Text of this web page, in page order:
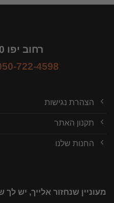
רחוב יפו 30 ירושלים
722-4598
הצהרת נגישות
תקנון האתר
החנות שלנו
מעוניין שנחזור אלייך, יש